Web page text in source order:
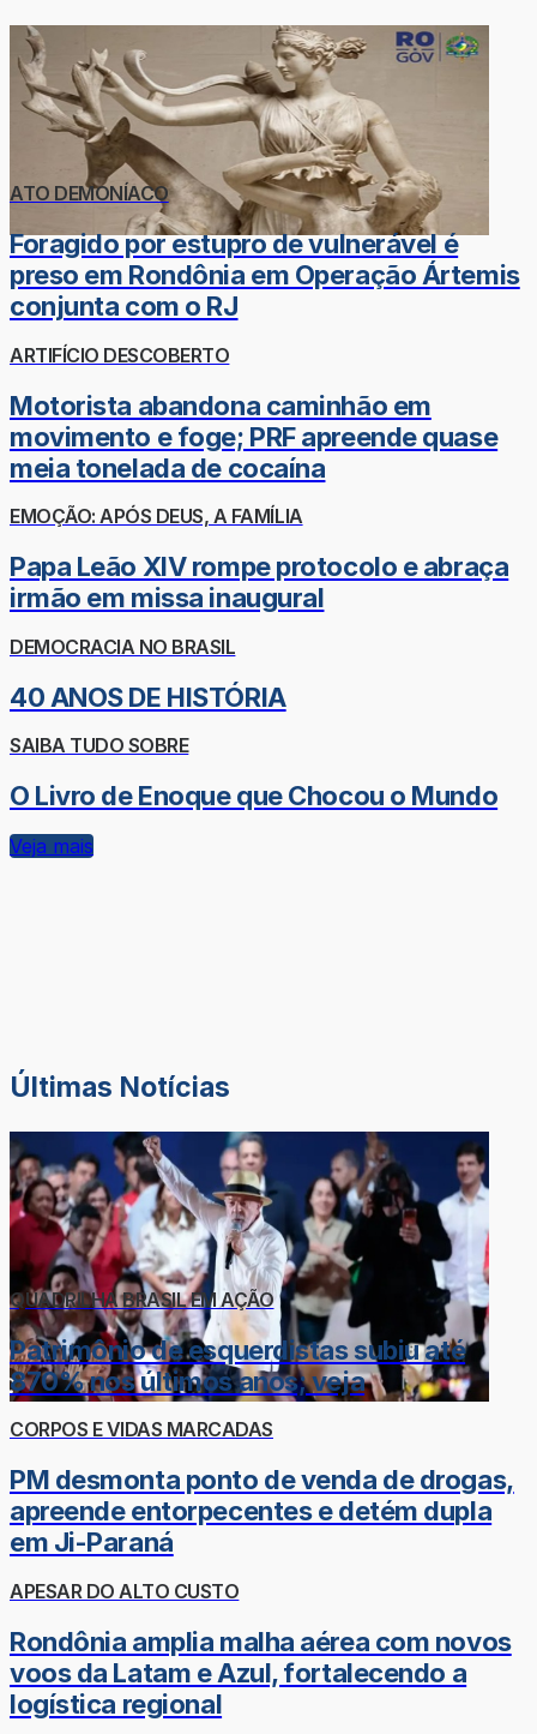
ATO DEMONÍACO
Foragido por estupro de vulnerável é
preso em Rondônia em Operação Ártemis
conjunta com o RJ
ARTIFÍCIO DESCOBERTO
Motorista abandona caminhão em
movimento e foge; PRF apreende quase
meia tonelada de cocaína
EMOÇÃO: APÓS DEUS, A FAMÍLIA
Papa Leão XIV rompe protocolo e abraça
irmão em missa inaugural
DEMOCRACIA NO BRASIL
40 ANOS DE HISTÓRIA
SAIBA TUDO SOBRE
O Livro de Enoque que Chocou o Mundo
Veja mais
Últimas Notícias
QUADRILHA BRASIL EM AÇÃO
Patrimônio de esquerdistas subiu até
870% nos últimos anos; veja
CORPOS E VIDAS MARCADAS
PM desmonta ponto de venda de drogas,
apreende entorpecentes e detém dupla
em Ji-Paraná
APESAR DO ALTO CUSTO
Rondônia amplia malha aérea com novos
voos da Latam e Azul, fortalecendo a
logística regional